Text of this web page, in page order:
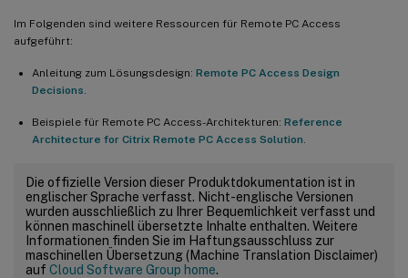
Im Folgenden sind weitere Ressourcen für Remote PC Access
aufgeführt:
Anleitung zum Lösungsdesign: Remote PC Access Design
Decisions
Beispiele für Remote PC Access-Architekturen: Reference
Architecture for Citrix Remote PC Access Solution
Die offizielle Version dieser Produktdokumentation ist in
englischer Sprache verfasst. Nicht-englische Versionen
wurden ausschließlich zu Ihrer Bequemlichkeit verfasst und
können maschinell übersetzte Inhalte enthalten. Weitere
Informationen finden Sie im Haftungsausschluss zur
maschinellen Übersetzung (Machine Translation Disclaimer)
auf Cloud Software Group home.